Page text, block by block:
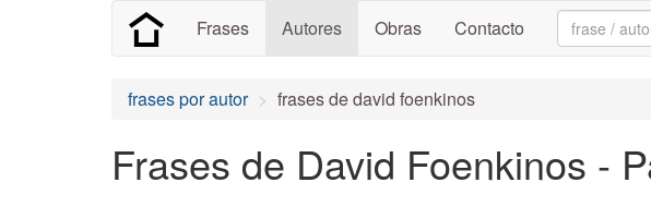
Frases Autores Obras Contacto Search:
frases por autor frases de david foenkinos
Frases de David Foenkinos -